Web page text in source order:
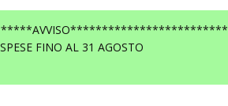
FINO AL 31 AGOSTO